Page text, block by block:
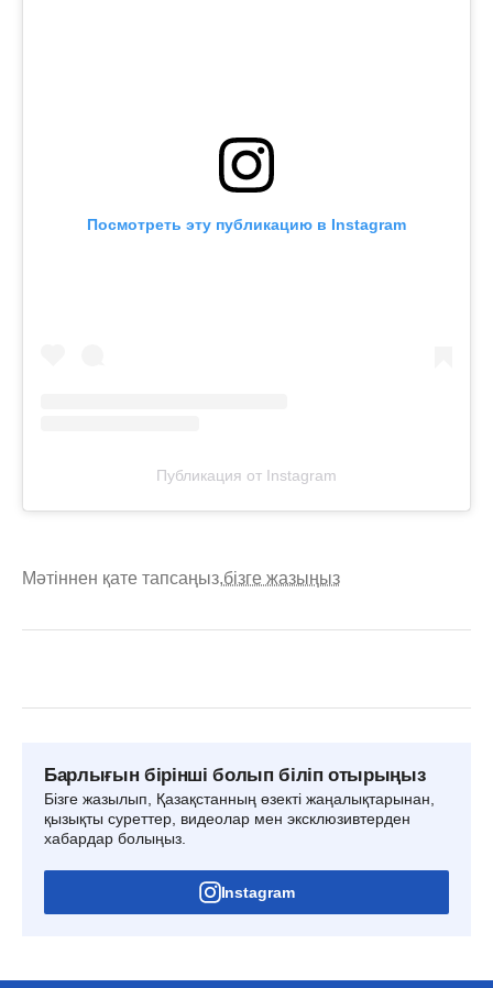
Посмотреть эту публикацию в Instagram
Публикация от Instagram
Мәтіннен қате тапсаңыз,бізге жазыңыз
Барлығын бірінші болып біліп отырыңыз
Бізге жазылып, Қазақстанның өзекті жаңалықтарынан,
қызықты суреттер, видеолар мен эксклюзивтерден
хабардар болыңыз.
Instagram